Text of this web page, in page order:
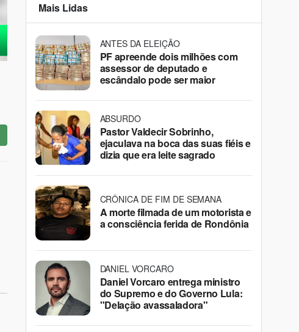
Mais Lidas
ANTES DA ELEIÇÃO
PF apreende dois milhões com
assessor de deputado e
escândalo pode ser maior
ABSURDO
Pastor Valdecir Sobrinho,
ejaculava na boca das suas fiéis e
dizia que era leite sagrado
CRÔNICA DE FIM DE SEMANA
A morte filmada de um motorista e
a consciência ferida de Rondônia
DANIEL VORCARO
Daniel Vorcaro entrega ministro
do Supremo e do Governo Lula:
"Delação avassaladora"